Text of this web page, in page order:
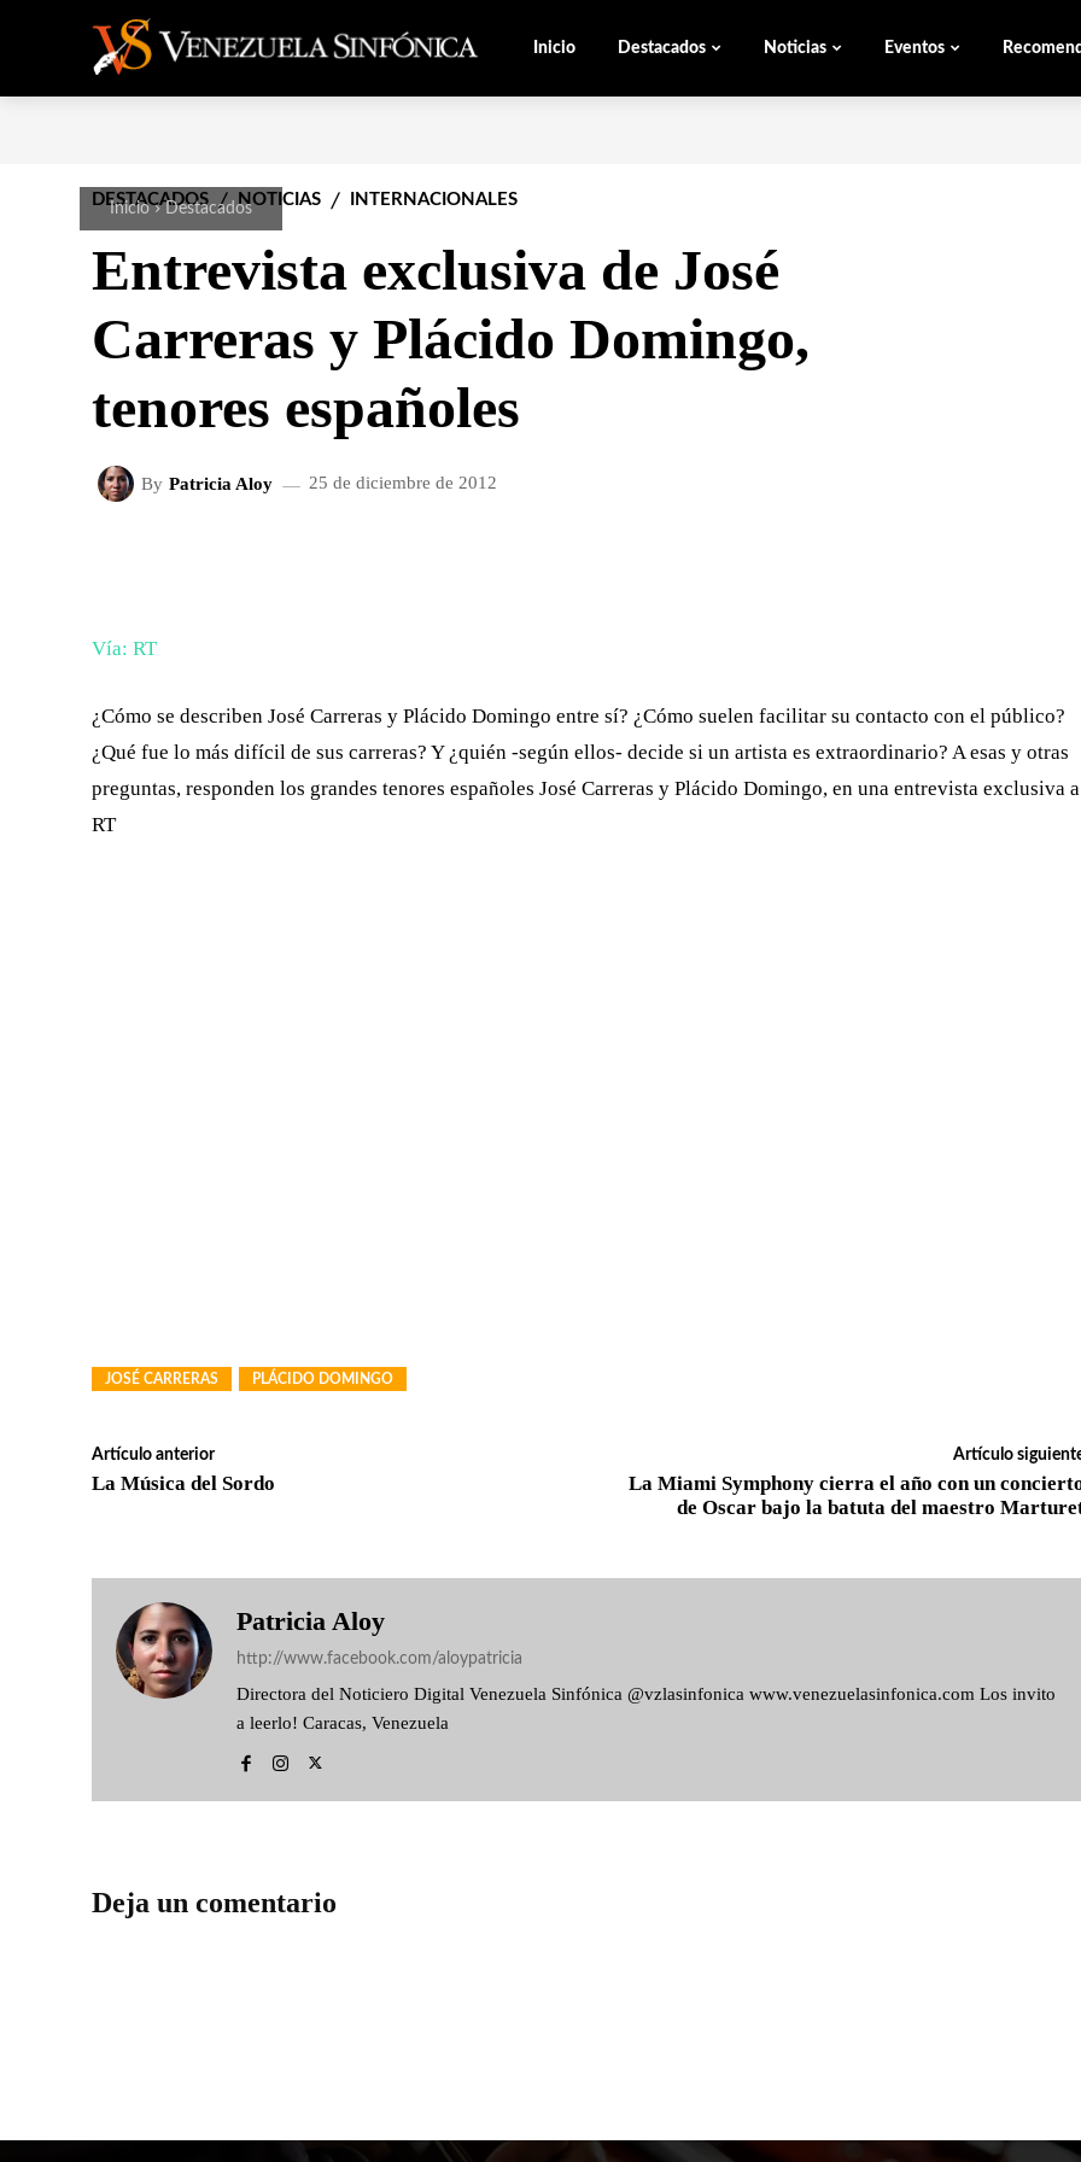
Inicio Destacados Noticias Eventos
Inicio Destacados
DESTACADOS NOTICIAS INTERNACIONALES
Entrevista exclusiva de José
Carreras y Plácido Domingo,
tenores españoles
By Patricia Aloy 25 de diciembre de 2012
Vía: RT
¿Cómo se describen José Carreras y Plácido Domingo entre sí? ¿Cómo suelen facilitar su contacto con el público?
¿Qué fue lo más difícil de sus carreras? Y ¿quién -según ellos- decide si un artista es extraordinario? A esas y otras
preguntas, responden los grandes tenores españoles José Carreras y Plácido Domingo, en una entrevista exclusiva a
RT
JOSÉ CARRERAS PLÁCIDO DOMINGO
Artículo anterior
La Música del Sordo
Artículo
La Miami Symphony cierra el año con un
de Oscar bajo la batuta del maestro
Patricia Aloy
http://www.facebook.com/aloypatricia
Directora del Noticiero Digital Venezuela Sinfónica @vzlasinfonica www.venezuelasinfonica.com Los invito
a leerlo! Caracas, Venezuela
Deja un comentario